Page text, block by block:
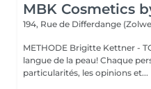
MBK Cosmetics
194, Rue de Differdange
METHODE Brigitte Kettner -
langue de la peau! Chaque
particularités, les opinions et...